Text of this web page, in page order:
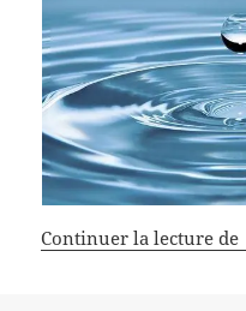
Continuer la lecture de